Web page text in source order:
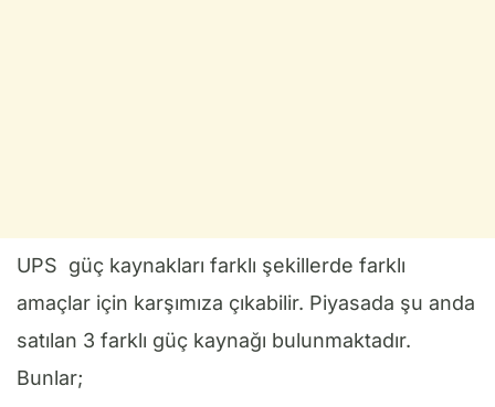
UPS güç kaynakları farklı şekillerde farklı
amaçlar için karşımıza çıkabilir. Piyasada şu anda
satılan 3 farklı güç kaynağı bulunmaktadır.
Bunlar;